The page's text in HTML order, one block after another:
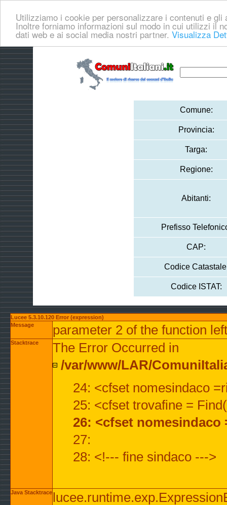
Utilizziamo i cookie per personalizzare i contenuti e
Inoltre forniamo informazioni sul modo in cui utilizzi il
dati web e ai social media nostri partner. Visualizza
Comune:
Provincia:
Targa:
Regione:
Abitanti:
Prefisso
CAP:
Codice
Codice ISTAT:
Lucee 5.3.10.120 Error (expression)
Message
parameter 2 of the function
Stacktrace
The Error Occurred in
/var/www/LAR/
24: <cfset nomesindaco
25: <cfset trovafine =
26: <cfset
27:
28: <!--- fine sindaco --->
Java Stacktrace